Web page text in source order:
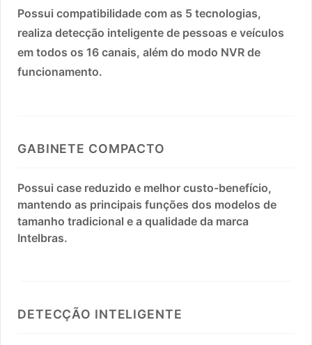
Possui compatibilidade com as 5 tecnologias,
realiza detecção inteligente de pessoas e veículos
em todos os 16 canais, além do modo NVR de
funcionamento.
GABINETE COMPACTO
Possui case reduzido e melhor custo-benefício,
mantendo as principais funções dos modelos de
tamanho tradicional e a qualidade da marca
Intelbras.
DETECÇÃO INTELIGENTE